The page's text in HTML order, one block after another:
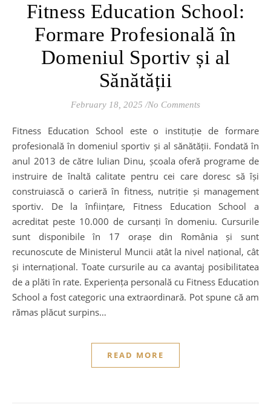
Fitness Education School:
Formare Profesională în
Domeniul Sportiv și al
Sănătății
February 18, 2025 /No Comments
Fitness Education School este o instituție de formare
profesională în domeniul sportiv și al sănătății. Fondată în
anul 2013 de către Iulian Dinu, școala oferă programe de
instruire de înaltă calitate pentru cei care doresc să își
construiască o carieră în fitness, nutriție și management
sportiv. De la înființare, Fitness Education School a
acreditat peste 10.000 de cursanți în domeniu. Cursurile
sunt disponibile în 17 orașe din România și sunt
recunoscute de Ministerul Muncii atât la nivel național, cât
și internațional. Toate cursurile au ca avantaj posibilitatea
de a plăti în rate. Experiența personală cu Fitness Education
School a fost categoric una extraordinară. Pot spune că am
rămas plăcut surpins…
READ MORE